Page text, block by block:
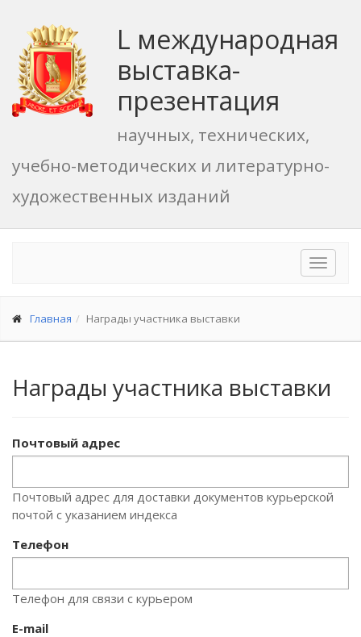
L международная
выставка-
презентация
научных, технических,
учебно-методических и литературно-
художественных изданий
Toggle
Главная Награды участника выставки
Награды участника выставки
Почтовый адрес
Почтовый адрес для доставки документов курьерской
почтой с указанием индекса
Телефон
Телефон для связи с курьером
E-mail